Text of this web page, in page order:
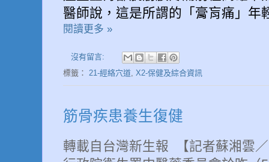
醫師說，這是所謂的「膏肓痛」年
閱讀更多 »
沒有留言:
標籤： 21-經絡穴道, X2-保健及綜合資訊
筋骨疾患養生復健
轉載自台灣新生報 【記者蘇湘雲